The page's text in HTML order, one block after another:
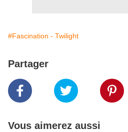
#Fascination - Twilight
Partager
Vous aimerez aussi